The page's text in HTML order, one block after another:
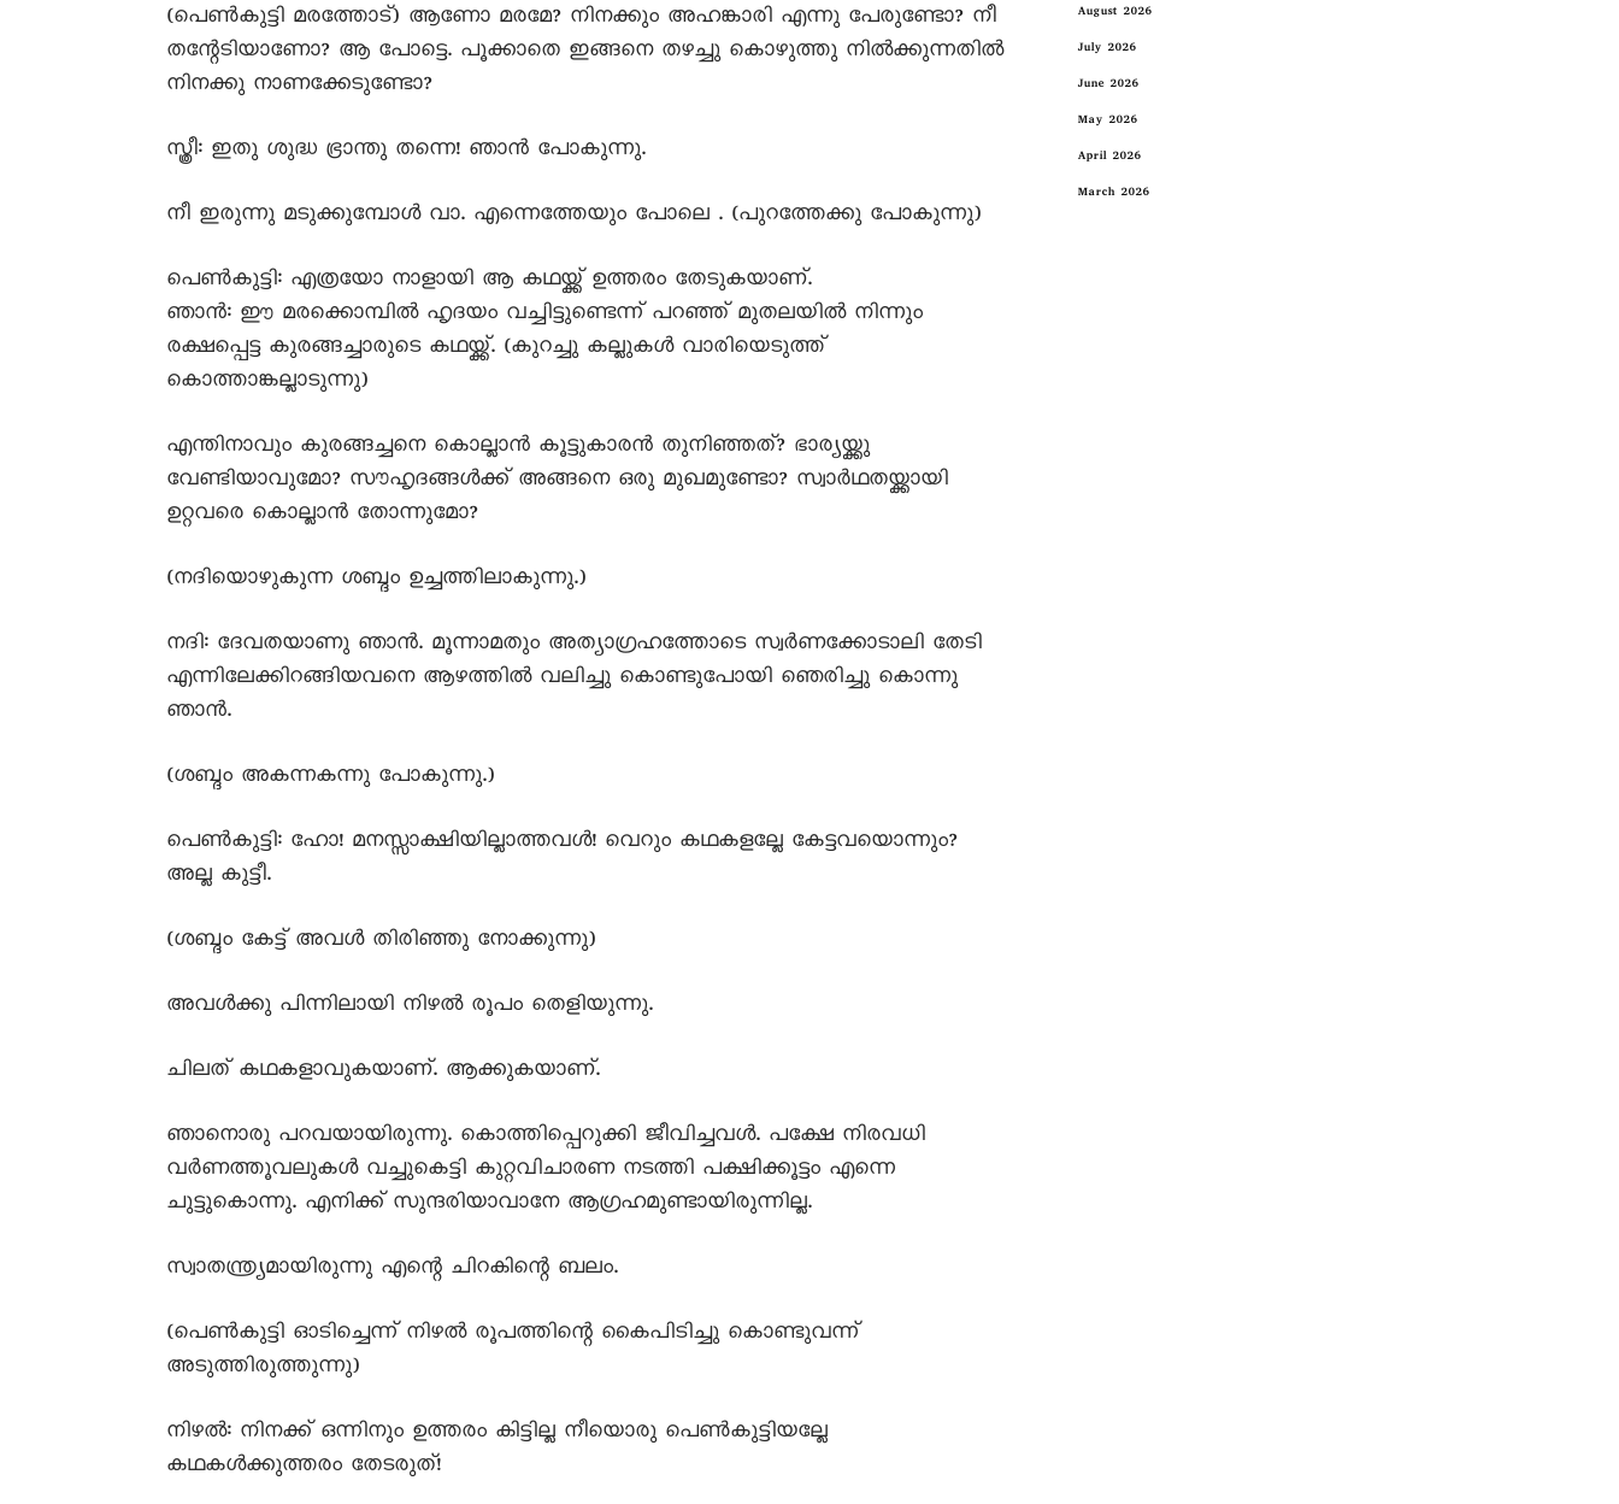
(പെൺകുട്ടി മരത്തോട്) ആണോ മരമേ? നിനക്കും അഹങ്കാരി എന്നു പേരുണ്ടോ? നീ
തന്റേടിയാണോ? ആ പോട്ടെ. പൂക്കാതെ ഇങ്ങനെ തഴച്ചു കൊഴുത്തു നിൽക്കുന്നതിൽ
നിനക്കു നാണക്കേടുണ്ടോ?
സ്ത്രീ: ഇതു ശുദ്ധ ഭ്രാന്തു തന്നെ! ഞാൻ പോകുന്നു.
നീ ഇരുന്നു മടുക്കുമ്പോൾ വാ. എന്നെത്തേയും പോലെ . (പുറത്തേക്കു പോകുന്നു)
പെൺകുട്ടി: എത്രയോ നാളായി ആ കഥയ്ക്ക് ഉത്തരം തേടുകയാണ്.
ഞാൻ: ഈ മരക്കൊമ്പിൽ ഹൃദയം വച്ചിട്ടുണ്ടെന്ന് പറഞ്ഞ് മുതലയിൽ നിന്നും
രക്ഷപ്പെട്ട കുരങ്ങച്ചാരുടെ കഥയ്ക്ക്. (കുറച്ചു കല്ലുകൾ വാരിയെടുത്ത്
കൊത്താങ്കല്ലാടുന്നു)
എന്തിനാവും കുരങ്ങച്ചനെ കൊല്ലാൻ കൂട്ടുകാരൻ തുനിഞ്ഞത്? ഭാര്യയ്ക്കു
വേണ്ടിയാവുമോ? സൗഹൃദങ്ങൾക്ക് അങ്ങനെ ഒരു മുഖമുണ്ടോ? സ്വാർഥതയ്ക്കായി
ഉറ്റവരെ കൊല്ലാൻ തോന്നുമോ?
(നദിയൊഴുകുന്ന ശബ്ദം ഉച്ചത്തിലാകുന്നു.)
നദി: ദേവതയാണു ഞാൻ. മൂന്നാമതും അത്യാഗ്രഹത്തോടെ സ്വർണക്കോടാലി തേടി
എന്നിലേക്കിറങ്ങിയവനെ ആഴത്തിൽ വലിച്ചു കൊണ്ടുപോയി ഞെരിച്ചു കൊന്നു
ഞാൻ.
(ശബ്ദം അകന്നകന്നു പോകുന്നു.)
പെൺകുട്ടി: ഹോ! മനസ്സാക്ഷിയില്ലാത്തവൾ! വെറും കഥകളല്ലേ കേട്ടവയൊന്നും?
അല്ല കുട്ടീ.
(ശബ്ദം കേട്ട് അവൾ തിരിഞ്ഞു നോക്കുന്നു)
അവൾക്കു പിന്നിലായി നിഴൽ രൂപം തെളിയുന്നു.
ചിലത് കഥകളാവുകയാണ്. ആക്കുകയാണ്.
ഞാനൊരു പറവയായിരുന്നു. കൊത്തിപ്പെറുക്കി ജീവിച്ചവൾ. പക്ഷേ നിരവധി
വർണത്തൂവലുകൾ വച്ചുകെട്ടി കുറ്റവിചാരണ നടത്തി പക്ഷിക്കൂട്ടം എന്നെ
ചുട്ടുകൊന്നു. എനിക്ക് സുന്ദരിയാവാനേ ആഗ്രഹമുണ്ടായിരുന്നില്ല.
സ്വാതന്ത്ര്യമായിരുന്നു എന്റെ ചിറകിന്റെ ബലം.
(പെൺകുട്ടി ഓടിച്ചെന്ന് നിഴൽ രൂപത്തിന്റെ കൈപിടിച്ചു കൊണ്ടുവന്ന്
അടുത്തിരുത്തുന്നു)
നിഴൽ: നിനക്ക് ഒന്നിനും ഉത്തരം കിട്ടില്ല നീയൊരു പെൺകുട്ടിയല്ലേ
കഥകൾക്കുത്തരം തേടരുത്!
August 2026
July 2026
June 2026
May 2026
April 2026
March 2026